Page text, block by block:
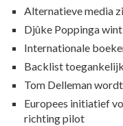
Alternatieve media
Djûke Poppinga
Internationale
Backlist
Tom Delleman
Europees initiatief
richting pilot